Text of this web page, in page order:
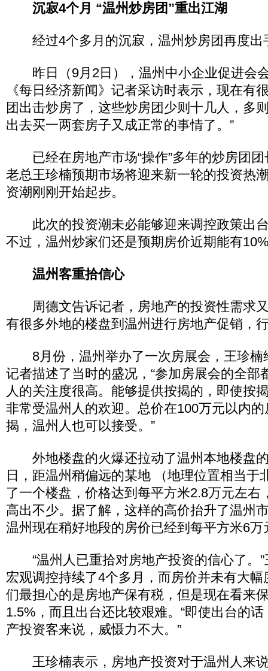
沉寂4个月 “温州炒房团”重出江湖
经过4个多月的沉寂，温州炒房团再度出
昨日（9月2日），温州中小企业促进会
《每日经济新闻》记者采访时表示，现在有
团出击炒房了，这些炒房团少则十几人，多
出去买一两套房子又成正常的事情了。”
已经在房地产市场“操作”多年的炒房团
老总王珍楠预期市场将迎来新一轮的投资热
资潮刚刚开始起步。
此次的投资潮未必能够迎来调控政策出
不过，温州炒家们还是预期房价近期能有
温州客重拾信心
周德文告诉记者，房地产的投资性需求
有很多外地的楼盘到温州进行房地产促销，
8月份，温州举办了一次房展会，王珍楠
记者描述了当时的盛况，“参加房展会的全部
人的关注度很高。能够提供按揭的，即使按
非常受温州人的欢迎。总价在100万元以内
揭，温州人也可以接受。”
外地楼盘的火爆还拉动了温州本地楼盘
日，距温州稍偏远的某地 （地理位置相当于
了一个楼盘，价格达到每平方米2.8万元左右
高出不少。据了解，这样的高价抬升了温州
温州现在稍好地段的房价已经到每平方米6万
“温州人已重拾对房地产投资的信心了。”
宏观调控持续了4个多月，而房价并未有大
们最担心的是房地产保有税，但是现在看来
1.5%，而且出台还比较艰难。“即使出台的
产投资客来说，威慑力不大。”
王珍楠表示，房地产投资对于温州人来